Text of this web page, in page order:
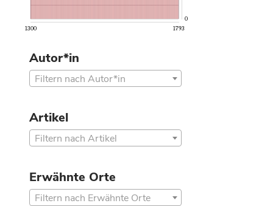
1300 1793
0
Autor*in
Filtern nach Autor*in
Artikel
Filtern nach Artikel
Erwähnte Orte
Filtern nach Erwähnte Orte